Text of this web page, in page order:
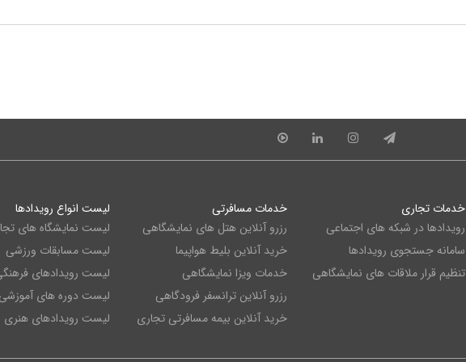
خدمات تجاری
رویدادها در شبکه های اجتماعی
سامانه جستجوی رویدادها
تنظیم قرار ملاقات های نمایشگاهی
خدمات مسافرتی
رزرو آنلاین هتل های نمایشگاهی
خرید آنلاین بلیط هواپیما
خدمات ویزا نمایشگاهی
رزرو آنلاین ترانسفر فرودگاهی
خرید آنلاین بیمه مسافرتی تجاری
لیست انواع رویدادها
لیست نمایشگاه های
لیست مسابقات ورزشی
لیست رویدادهای
لیست دوره های آموزشی
لیست رویدادهای هنری